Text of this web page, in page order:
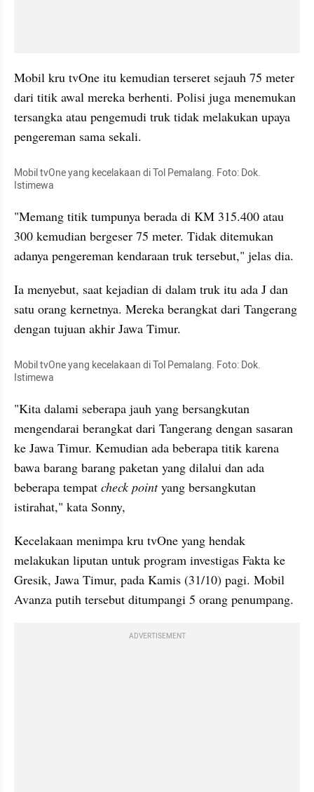
Mobil kru tvOne itu kemudian terseret sejauh 75 meter
dari titik awal mereka berhenti. Polisi juga menemukan
tersangka atau pengemudi truk tidak melakukan upaya
pengereman sama sekali.
Mobil tvOne yang kecelakaan di Tol Pemalang. Foto: Dok.
Istimewa
"Memang titik tumpunya berada di KM 315.400 atau
300 kemudian bergeser 75 meter. Tidak ditemukan
adanya pengereman kendaraan truk tersebut," jelas dia.
Ia menyebut, saat kejadian di dalam truk itu ada J dan
satu orang kernetnya. Mereka berangkat dari Tangerang
dengan tujuan akhir Jawa Timur.
Mobil tvOne yang kecelakaan di Tol Pemalang. Foto: Dok.
Istimewa
"Kita dalami seberapa jauh yang bersangkutan
mengendarai berangkat dari Tangerang dengan sasaran
ke Jawa Timur. Kemudian ada beberapa titik karena
bawa barang barang paketan yang dilalui dan ada
beberapa tempat check point yang bersangkutan
istirahat," kata Sonny,
Kecelakaan menimpa kru tvOne yang hendak
melakukan liputan untuk program investigas Fakta ke
Gresik, Jawa Timur, pada Kamis (31/10) pagi. Mobil
Avanza putih tersebut ditumpangi 5 orang penumpang.
ADVERTISEMENT